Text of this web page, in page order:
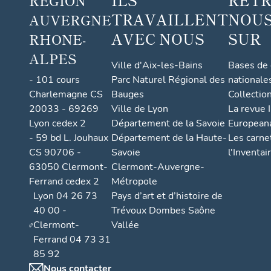
AUVERGNE
RHONE-
ALPES
- 101 cours
Charlemagne CS
20033 - 69269
Lyon cedex 2
- 59 bd L. Jouhaux
CS 90706 -
63050 Clermont-
Ferrand cedex 2
Lyon 04 26 73
40 00 -
Clermont-
Ferrand 04 73 31
85 92
TRAVAILLENT
AVEC NOUS
Ville d'Aix-les-Bains
Parc Naturel Régional des
Bauges
Ville de Lyon
Département de la Savoie
Département de la Haute-
Savoie
Clermont-Auvergne-
Métropole
Pays d’art et d’histoire de
Trévoux Dombes Saône
Vallée
SUR
Bases
La revue
Les